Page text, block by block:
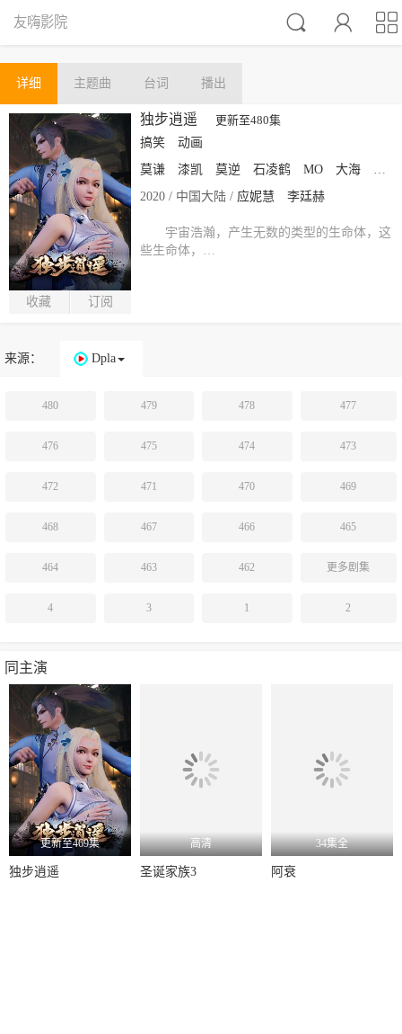



友嗨影院
详细 主题曲 台词 播出
收藏 订阅
独步逍遥
更新至480集
搞笑
动画
莫谦
漆凯 莫逆 石凌鹤 MO 大海
索格
2020 / 中国大陆 / 应妮慧 李廷赫
宇宙浩瀚，产生无数的类型的生命体，这
些生命体，…
来源： Dpla
480 479 478 477
476 475 474 473
472 471 470 469
468 467 466 465
464 463 462 更多剧集
4 3 2
1
同主演
更新至469集
独步逍遥
高清
圣诞家族3
34集全
阿衰